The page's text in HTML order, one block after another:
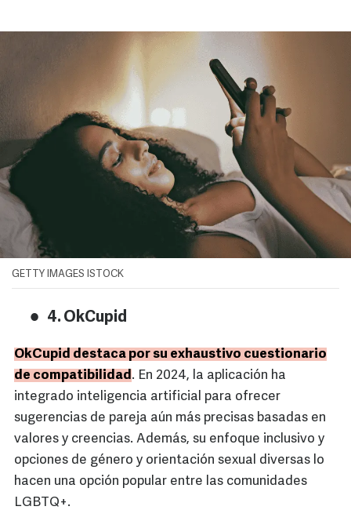
GETTY IMAGES ISTOCK
4. OkCupid
OkCupid destaca por su exhaustivo cuestionario
de compatibilidad . En 2024, la aplicación ha
integrado inteligencia artificial para ofrecer
sugerencias de pareja aún más precisas basadas en
valores y creencias. Además, su enfoque inclusivo y
opciones de género y orientación sexual diversas lo
hacen una opción popular entre las comunidades
LGBTQ+.